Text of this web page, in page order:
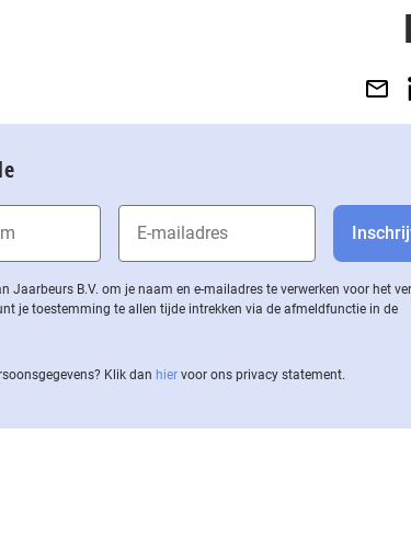
Jaarbeurs B.V. om je naam en e-mailadres te verwerken voor het
je toestemming te allen tijde intrekken via de af­meld­func­tie in de
Klik dan hier voor ons privacy statement.